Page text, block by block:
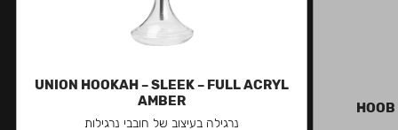
UNION HOOKAH – SLEEK – FULL ACRYL
AMBER
נרגילה בעיצוב של חובבי נרגילות